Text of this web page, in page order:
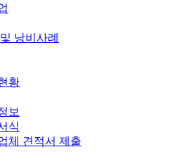
낭비사례
황
보
식
체 견적서 제출